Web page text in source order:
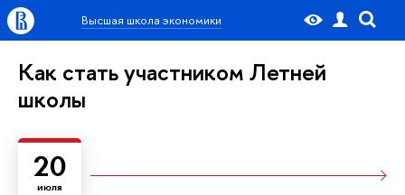
Высшая школа экономики
Как стать участником Летней
школы
20
июля